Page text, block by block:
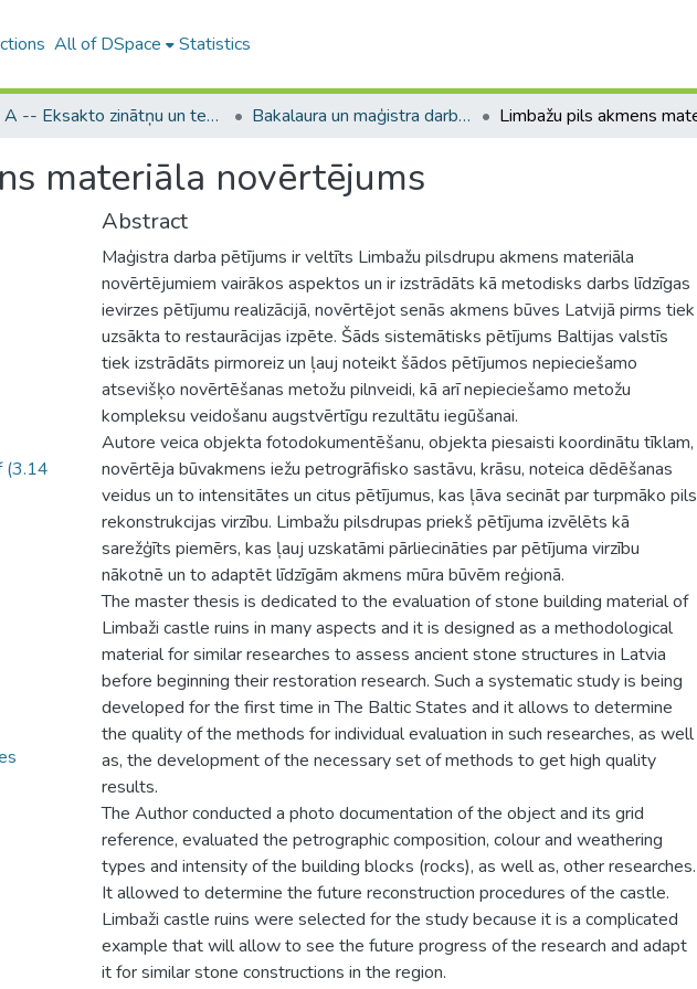
All of DSpace Statistics
A -- Eksakto zinātņu un tehnoloģiju fakultāte / Faculty of Science and Technology Bakalaura un maģistra darbi (EZTF) / Bachelor's and Master's theses
materiāla novērtējums
(3.14
Abstract
Maģistra darba pētījums ir veltīts Limbažu pilsdrupu akmens materiāla
novērtējumiem vairākos aspektos un ir izstrādāts kā metodisks darbs līdzīgas
ievirzes pētījumu realizācijā, novērtējot senās akmens būves Latvijā pirms tiek
uzsākta to restaurācijas izpēte. Šāds sistemātisks pētījums Baltijas valstīs
tiek izstrādāts pirmoreiz un ļauj noteikt šādos pētījumos nepieciešamo
atsevišķo novērtēšanas metožu pilnveidi, kā arī nepieciešamo metožu
kompleksu veidošanu augstvērtīgu rezultātu iegūšanai.
Autore veica objekta fotodokumentēšanu, objekta piesaisti koordinātu tīklam,
novērtēja būvakmens iežu petrogrāfisko sastāvu, krāsu, noteica dēdēšanas
veidus un to intensitātes un citus pētījumus, kas ļāva secināt par turpmāko pils
rekonstrukcijas virzību. Limbažu pilsdrupas priekš pētījuma izvēlēts kā
sarežģīts piemērs, kas ļauj uzskatāmi pārliecināties par pētījuma virzību
nākotnē un to adaptēt līdzīgām akmens mūra būvēm reģionā.
The master thesis is dedicated to the evaluation of stone building material of
Limbaži castle ruins in many aspects and it is designed as a methodological
material for similar researches to assess ancient stone structures in Latvia
before beginning their restoration research. Such a systematic study is being
developed for the first time in The Baltic States and it allows to determine
the quality of the methods for individual evaluation in such researches, as well
as, the development of the necessary set of methods to get high quality
results.
The Author conducted a photo documentation of the object and its grid
reference, evaluated the petrographic composition, colour and weathering
types and intensity of the building blocks (rocks), as well as, other researches.
It allowed to determine the future reconstruction procedures of the castle.
Limbaži castle ruins were selected for the study because it is a complicated
example that will allow to see the future progress of the research and adapt
it for similar stone constructions in the region.